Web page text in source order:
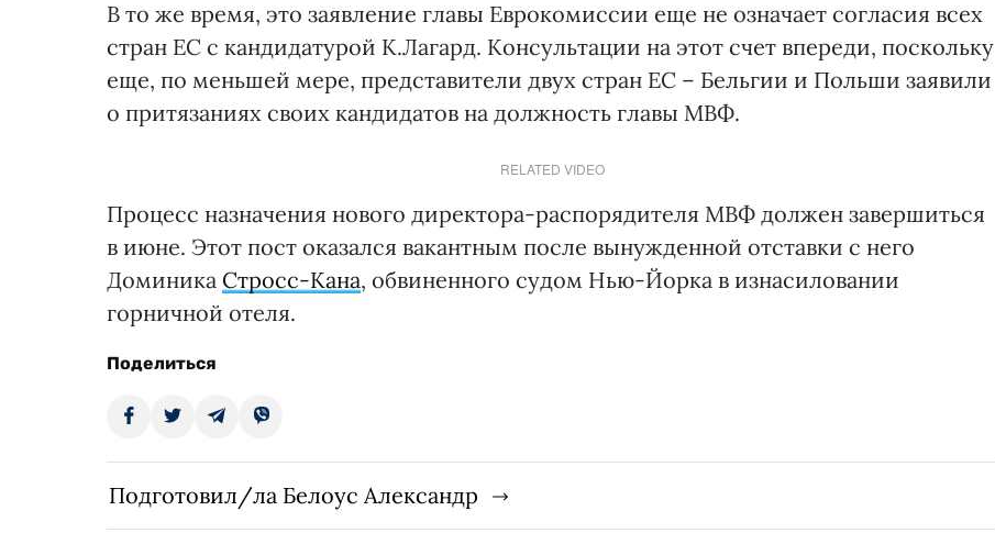
В то же время, это заявление главы Еврокомиссии еще не означает согласия всех
стран ЕС с кандидатурой К.Лагард. Консультации на этот счет впереди, поскольку
еще, по меньшей мере, представители двух стран ЕС – Бельгии и Польши заявили
о притязаниях своих кандидатов на должность главы МВФ.
RELATED VIDEO
Процесс назначения нового директора-распорядителя МВФ должен завершиться
в июне. Этот пост оказался вакантным после вынужденной отставки с него
Доминика Стросс-Кана, обвиненного судом Нью-Йорка в изнасиловании
горничной отеля.
Поделиться
Подготовил/ла Белоус Александр